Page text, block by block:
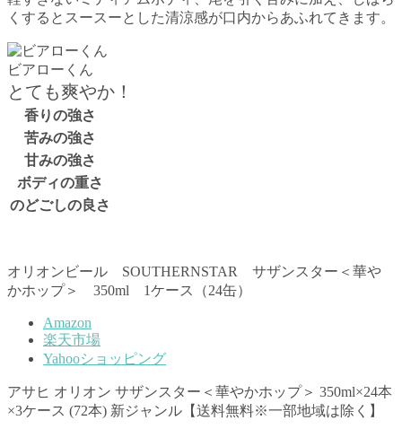
くするとスースーとした清涼感が口内からあふれてきます。
ビアローくん
とても爽やか！
香りの強さ
苦みの強さ
甘みの強さ
ボディの重さ
のどごしの良さ
オリオンビール SOUTHERNSTAR サザンスター＜華や
かホップ＞ 350ml 1ケース（24缶）
Amazon
楽天市場
Yahooショッピング
アサヒ オリオン サザンスター＜華やかホップ＞ 350ml×24本
×3ケース (72本) 新ジャンル【送料無料※一部地域は除く】